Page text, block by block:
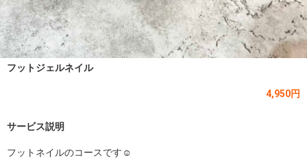
フットジェルネイル
4,950円
サービス説明
フットネイルのコースです☺︎